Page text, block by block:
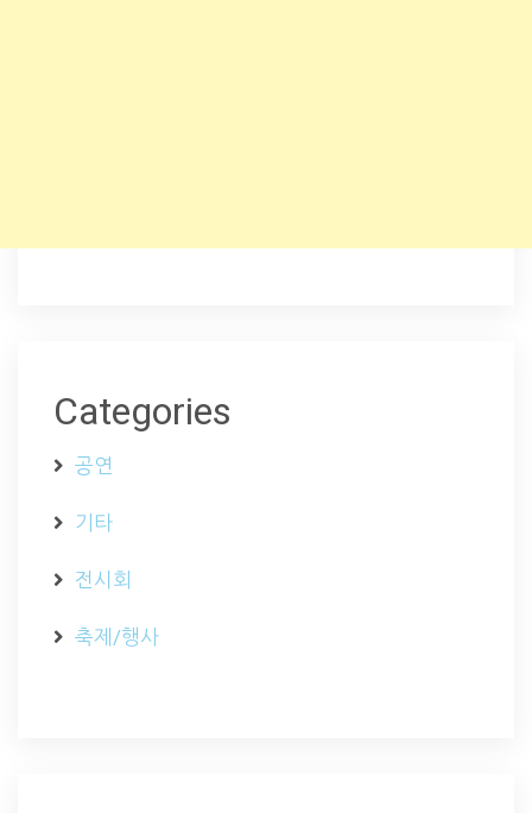
Categories
공연
기타
전시회
축제/행사